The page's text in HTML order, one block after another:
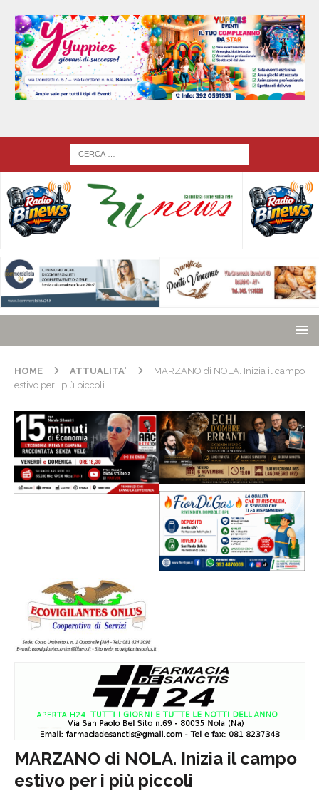
HOME ATTUALITA'
MARZANO di NOLA. Inizia il campo
estivo per i più piccoli
MARZANO di NOLA. Inizia il campo
estivo per i più piccoli